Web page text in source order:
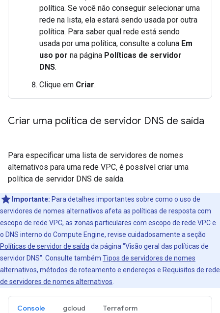
política. Se você não conseguir selecionar uma
rede na lista, ela estará sendo usada por outra
política. Para saber qual rede está sendo
usada por uma política, consulte a coluna Em
uso por na página Políticas de servidor
DNS.
Clique em Criar.
Criar uma política de servidor DNS de saída
Para especificar uma lista de servidores de nomes
alternativos para uma rede VPC, é possível criar uma
política de servidor DNS de saída.
Importante: Para detalhes importantes sobre como o uso de
servidores de nomes alternativos afeta as políticas de resposta com
escopo de rede VPC, as zonas particulares com escopo de rede VPC e
o DNS interno do Compute Engine, revise cuidadosamente a seção
Políticas de servidor de saída da página "Visão geral das políticas de
servidor DNS". Consulte também Tipos de servidores de nomes
alternativos, métodos de roteamento e endereços e Requisitos de rede
de servidores de nomes alternativos
Console gcloud Terraform